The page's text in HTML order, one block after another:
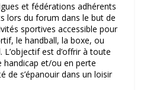
et fédérations adhérents
lors du forum dans le but de
sportives accessible pour
le handball, la boxe, ou
est d’offrir à toute
handicap et/ou en perte
de s’épanouir dans un loisir